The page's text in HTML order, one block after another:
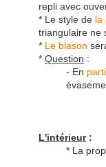
repli avec
* Le style de la
triangulaire ne
* Le blason
* Question :
- En
L'intérieur:
* La